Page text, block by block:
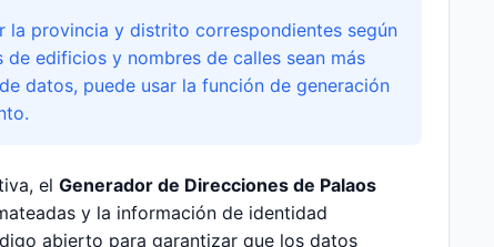
la provincia y distrito correspondientes según
de edificios y nombres de calles sean más
datos, puede usar la función de generación
el Generador de Direcciones de Palaos
y la información de identidad
abierto para garantizar que los datos